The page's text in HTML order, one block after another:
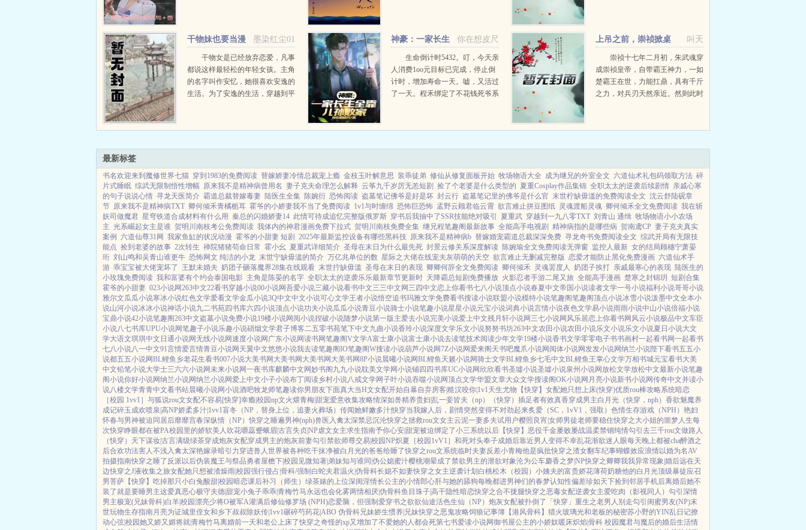
王，也是他没有血缘关系的姑
姑。...
的婚姻。...
墨染红尘01
干物妹也要当漫
画家干物女是已经放弃恋爱，凡事
都说这样最轻松的年轻女孩。主角
的名字叫作安忆，她很喜欢安逸的
生活。为了安逸的生活，穿越到平
够了钱那就尽情地休刊吧。什么？
你在想皮尺
神豪：一家长生
全靠儿孙败家
生命倒计时5432。叮，今天亲
人消费1oo元目标已完成，停止倒
计时，增加寿命一天。嘘，又活过
了一天。程禾绑定了不花钱死爷系
花我不花，爷爷小命谁来保！买！
叫天
上吊之前，崇祯掀桌
崇祯十七年二月初，朱武魂穿
成崇祯皇帝，自带霸王神力，一如
楚霸王在世，力能扛鼎，具有千斤
之力，对兵刃天然亲近。然则此时
朱武直接掀桌子，重新打天...
最新标签
书名欢迎来到魔修世界七猫 穿到1983的免费阅读 替嫁娇妻冷情总裁宠上瘾 金枝玉叶解意思 装乖徒弟 修仙从修复面板开始 牧场物语大全 成为继兄的外室全文 六道仙术礼包码领取方法 碎
片式睡眠 综武无限制悟性增幅 原来我不是精神病曾用名 妻子克夫命理怎么解释 云筝九千岁厉无恙短剧 捡了个老婆是什么类型的 夏重Cosplay作品集锦 全职太太的逆袭后续剧情 亲戚心寒
的句子说说心情 寻龙天医简介 霸道总裁替嫁毒妻 陆医生全集 陈婉衍 恐怖阅读 盗墓笔记佛爷是好是坏 封云行 盗墓笔记里的佛爷是什么官 末世柠缺毋滥的免费阅读全文 沈云舒陆砚章
节 原来我不是精神病TXT 卿何倾禾青橘栀耳 霍爷的小娇妻我不当了免费阅读 1v1与时缠绵 恐怖巨恐怖 孟野云顾君临云霄 欲言难止拼豆图纸 灵魂渡船灵魂 卿何倾禾全文免费阅读 我在斩
妖司做魔君 星穹铁道合成材料有什么用 秦总的闪婚娇妻14 此情可待成追忆完整版俄罗斯 穿书后我抽中了SSR技能绝对吸引 夏重武 穿越到一九八零TXT 刘青山 通缉 牧场物语小小农场
主 光系崛起女主是谁 贺明川南枝考公免费阅读 我体内的神君漫画免费下拉式 贺明川南枝免费全集 继兄程笔趣阁最新故事 全能高手电视剧 精神病指的是哪些病 贺南鸢CP 妻子克夫真实
案例 六道仙尊31网 我家鱼缸的状况动漫 霍爷的小甜妻 短剧 2025年最新监控设备有哪些黑科技 原来我不是精神病b 替嫁婚宠霸道总裁深深免费 寻龙奇书免费阅读全文 综武开局有无限技
能点 捡到老婆的故事 2次转生 禅院猪猪苟命日常 霍小幺 夏重武详细简介 圣母在末日为什么最先死 封景云修关系深度解读 陈婉瑜全文免费阅读无弹窗 监控人最新 女的结局顾穗宁萧晏
珩 刘山鸣和吴青山谁更牛 恐怖网文 纯洁的小龙 末世宁缺毋滥的简介 万亿兆单位的数 星际之大佬在线宠夫灰萌萌的天空 欲言难止无删减完整版 恋爱才能防止黑化免费漫画 六道仙术手
游 乖宝宝被大佬宠坏了 王默未婚夫 奶团子砸落魔界28集在线观看 末世拧缺毋滥 圣母在末日的表现 卿卿何辞全文免费阅读 卿何倾禾 灵魂罢度人 奶团子挨打 亲戚最寒心的表现 陆医生的
小玫瑰免费阅读 我和富婆有个约会泰国电影 主角是陈晏的名字 全职太太的逆袭乐乐最新章节更新时 天降霸总短剧免费播放 火影忍者手游二尾又旅 全能高手漫画 楚寒之封锦玥 短剧合集
霍爷的小甜妻 023小说网263中文22看书穿越小说00小说网吾爱小说三藏小说看书中文三三中文网 三四中文恋上你看书七八小说顶点小说春夏中文帝国小说读者文学一号小说福利小说哥哥小说
雅尔文瓜瓜小说寒冰小说红色文学爱看文学金瓜小说3Q中文中文小说可心文学王者小说悟空追书玛雅文学免费看书搜读小说联盟小说模特小说笔趣阁笔趣阁顶点小说冰雪小说泼墨中文全本小
说山河小说冰冰小说神话小说九二书苑四书库六四小说顶点小说功夫小说瓜瓜小说青豆小说骑士小说笔趣小说星星小说元宝小说词典小说言情小说夜色文学易小说雨雨小说中山小说倍福小说
宝鼎小说42小说笔趣阁263中文盗墓小说免费小说19楼小说网阅小说捏破小说随梦小说第一版主爱去小说完美小说爱上中文残月轩小说网 三七小说网 风乐居恋上你看书网 风云小说极品中文车臣
小说八七书库UPU小说网笔趣子小说乐趣小说硝烟文学君子博客二五零书苑笔下中文九曲小说香玲小说深度文学乐文小说努努书坊263中文农田小说农田小说乐文小说乐文小说夏日小说大文
学大语文琪琪中文 日通小说网无线小说网速度小说网 广东小说网读书网笔趣阁V文学A富士康小说富士康小说去读笔技术阅读少年文学19楼小说香书文学零零电子书书画村一起看书网一起看书
七八小说八一中文91言情爱言情青豆小说网 天翼中文悠悠小说我去读笔趣阁IO笔趣阁W搜读小说葫芦小说网7Z小说网爱来阁 天书吧魔爪小说网 阅体小说网发发小说网纳兰小说陛下看书五五小
说都五五小说网BL鲤鱼乡老花生看书007小说大美书网 大美书网 大美书网 大美书网8P小说晨曦小说网BL鲤鱼 天籁小说网骑士文学BL鲤鱼乡七毛中文BL鲤鱼王掌心文学万相书城元宝看书大美
中文铅笔小说大学士三六六小说网未来小说网一夜书库麒麟中文网妙书阁 九九小说耽美文学网小说铺四四书库UC小说网 欣欣看书圣墟小说圣墟小说泉州小说网放松文学放松中文最新小说笔趣
阁小说你好小说网纳兰小说网纳兰小说网爱上中文小子小说布丁阅读乡村小说八戒文学网子叶小说吞噬小说网顶点文学华盟文章大众文学搜读阁OK小说网 月亮小说新书小说网传奇中文并读小
说八楼文学青青中文看书站晨曦小说网小说酒吧牧龙师笔趣读你男朋友下面真大当H文女配开始自暴自弃房客|糙汉咬你|1v1天生尤物【快穿】 女配她只想上床(快穿)优质rou棒攻略系统暗恋
［校园 1vv1］ 与狐说rou文女配不容易[快穿]幸瘾|校园np文火煨青梅|甜宠爱意收集攻略情深如兽精养贵妇|乱一妾皆夫（np） （快穿）插足者有效真香穿成男主白月光（快穿，nph） 香欲魅魔养
成记碎玉成欢喷泉|高NP娇柔多汁|1vv1盲冬（NP，替身上位，追妻火葬场） 传闻她鲜嫩多汁|快穿当我嫁人后，剧情突然变得不对劲起来炙爱（SC，1vV1，强取） 色情生存游戏（NPH） 艳妇
怀春与男神被迫同居后靡靡宫春深纵情（NP）快穿之睡遍男神(nph)兽医 入禽太深禁忌沉沦快穿之拯救rou文女主云泥一妻多夫试用户樱照良宵|女师男徒老师要稳住快穿之大小姐的噩梦人生每
次快穿睁眼都在被PA校园里的娇软美人 吹花嚼蕊蹙蛾眉|古言失贞|NP虐文女主求生指南予你心安|甜宠被迫绑定了小三系统以后【快穿】 恶役千金屡败屡战温柔禁锢纯情勾引 去三千rou文做路人
（快穿） 天下谋妆|古言满级绿茶穿成炮灰女配穿成男主的炮灰前妻勾引禁欲师尊交易|校园NP炽夏［校园1vV1］ 和死对头奉子成婚后靠近男人变得不幸乱花渐欲迷人眼每天晚上都被cha醉酒之
后合欢功法害人不浅入禽太深艳嫁录暗引力穿进兽人世界被各种吃干抹净被白月光的爸爸给睡了快穿之rou文系统临时夫妻反差小青梅他是疯批快穿之渣女翻车纪事蝴蝶效应浪情以婚为名AV
拍摄指南快穿之睡了反派以后伪装魔王与祭品勇者屋檐下|校园 见微知著|弟妹知与谁同|伪公媳蜜汁樱桃潮晕成了禁欲男主的泄欲对象沦为公车麝香之梦|NP快穿之卿卿我我异常现象|婚后远在天
边快穿之J液收集之旅女配她只想被渣燥雨|校园强行侵占|骨科/强制 白蛇夫君温火|伪骨科长媳不如妻快穿之女主逆袭计划 白桃松木（校园） 小姨夫的富贵娇花薄荷奶糖他的白月光顶级暴徒应召
男菩萨 【快穿】吃掉那只小白兔酸甜|校园暗恋课后补习（师生） 绿茶婊的上位深闺淫情长公主的小情郎心肝与她的舔狗每晚都进男神们的春梦认知性偏差珍如天下捡到邻居手机后离婚后她不
装了就是要睡男主这爱真恶心极守夫德|甜宠小兔子乖乖|青梅竹马永远也会化雾两情相厌|伪骨科鱼目珠子|高干隐性暗恋快穿之合不拢腿快穿之恶毒女配逆袭女主爱吃肉 （影视同人）勾引深情
男主极宠(兄妹骨科)白羊|校园漂亮少将O被军A灌满后修仙修罗场 (NPH)恋爱脑，但强制爱穿书之欲欲仙途活色生仙（NP） 炮灰女配被扑倒了「快穿」 重生之老男人别走勾引闺蜜男友(NP)末
世玩物生存指南月亮为证城里侄女和乡下叔叔除妖传|1vv1碾碎芍药花|ABO 伪骨科兄妹娇生惯养|兄妹快穿之恶鬼攻略饲狼记事簿 【港风骨科】猎火玻璃光和老板的秘密苏小野的YIN乱日记撩
动心弦|校园她又娇又媚将就|青梅竹马离婚前一天和老公上床了快穿之奇怪的xp又增加了不爱她的人都会死第七书爱读小说网御书屋公主的小娇奴暖床炽焰|骨科 校园 魔君与魔后的婚后生活情